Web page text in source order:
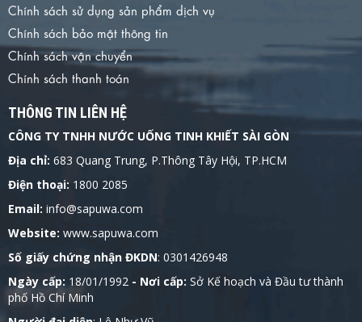
Chính sách sử dụng sản phẩm dịch vụ
Chính sách bảo mật thông tin
Chính sách vận chuyển
Chính sách thanh toán
THÔNG TIN LIÊN HỆ
CÔNG TY TNHH NƯỚC UỐNG TINH KHIẾT SÀI GÒN
Địa chỉ: 683 Quang Trung, P.Thông Tây Hội, TP.HCM
Điện thoại: 1800 2085
Email: info@sapuwa.com
Website: www.sapuwa.com
Số giấy chứng nhận ĐKDN: 0301426948
Ngày cấp: 18/01/1992 - Nơi cấp: Sở Kế hoạch và Đầu tư thành
phố Hồ Chí Minh